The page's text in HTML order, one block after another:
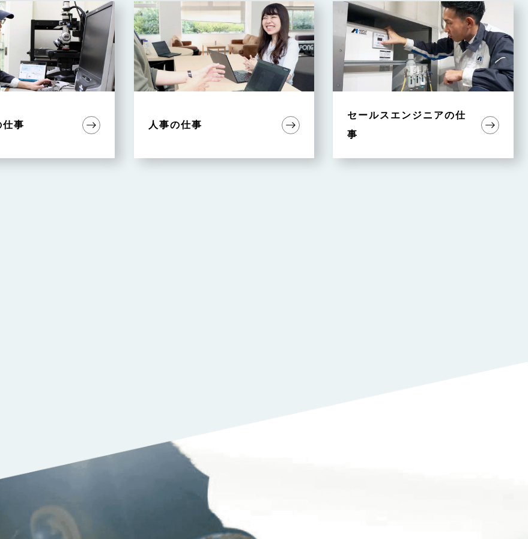
仕事 人事の仕事
セールスエンジニアの仕
事